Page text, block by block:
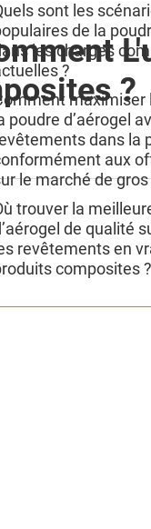
?
sont les
de la
les charges
?
maximiser
poudre d’aérogel
dans la
aux
le marché de
trouver la
de qualité
revêtements en
composites ?